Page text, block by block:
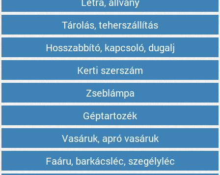
Tárolás, teherszállítás
Hosszabbító, kapcsoló, dugalj
Kerti szerszám
Zseblámpa
Géptartozék
Vasáruk, apró vasáruk
Faáru, barkácsléc, szegélyléc